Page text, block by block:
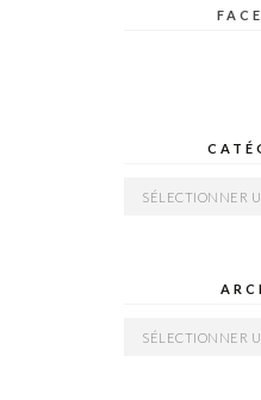
Catégories
Archives